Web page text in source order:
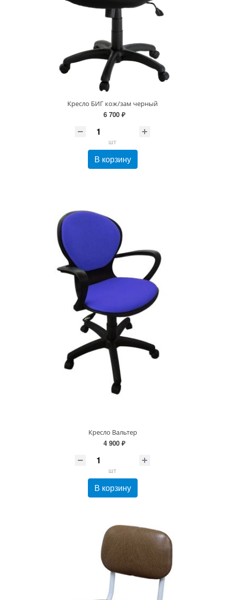
Кресло БИГ кож/зам черный
6 700 ₽
шт
В корзину
Кресло Вальтер
4 900 ₽
шт
В корзину